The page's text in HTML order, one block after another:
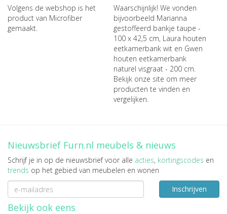
Volgens de webshop is het
product van Microfiber
gemaakt.
Waarschijnlijk! We vonden
bijvoorbeeld Marianna
gestoffeerd bankje taupe -
100 x 42,5 cm, Laura houten
eetkamerbank witen Gwen
houten eetkamerbank
naturel visgraat - 200 cm.
Bekijk onze site om meer
producten te vinden en
vergelijken.
Nieuwsbrief Furn.nl meubels & nieuws
Schrijf je in op de nieuwsbrief voor alle acties, kortingscodes en
trends op het gebied van meubelen en wonen
Inschrijven
Bekijk ook eens